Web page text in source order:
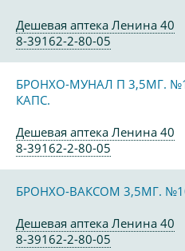
Дешевая аптека Ленина 40
8-39162-2-80-05
БРОНХО-МУНАЛ П 3,5МГ.
КАПС.
Дешевая аптека Ленина 40
8-39162-2-80-05
БРОНХО-ВАКСОМ 3,5МГ.
Дешевая аптека Ленина 40
8-39162-2-80-05